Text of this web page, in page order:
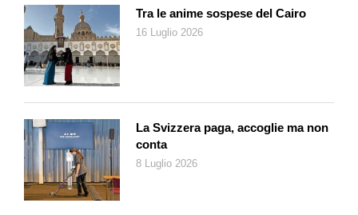
Tra le anime sospese del Cairo
16 Luglio 2026
La Svizzera paga, accoglie ma non
conta
8 Luglio 2026